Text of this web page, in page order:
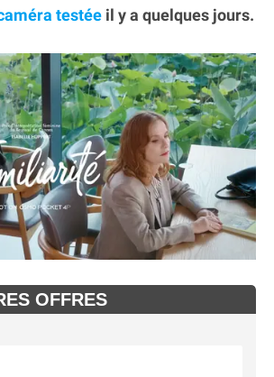
testée il y a quelques jours.
OFFRES